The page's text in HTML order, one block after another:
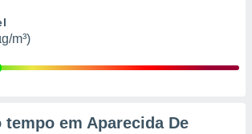
m³)
tempo em Aparecida De